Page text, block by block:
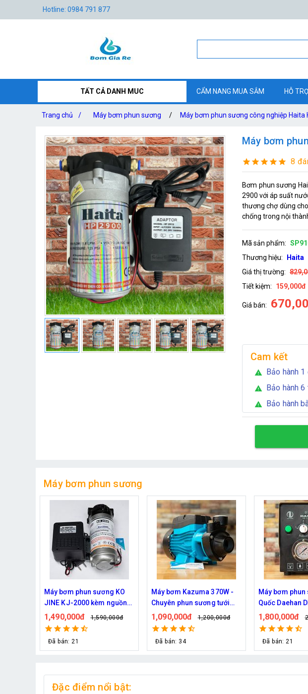
Hotline: 0984 791 877
TẤT CẢ DANH MUC CẨM NANG MUA SẮM HỖ
Trang chủ / Máy bơm phun sương / Máy bơm phun sương công nghiệp
Máy bơm
8
Bơm phun sương
2900 với áp suất
thương chợ dùng
chống trong nội
Mã sản phẩm:
Thương hiệu:
Haita
Giá thị trường:
Tiết kiệm:
159,000đ
Giá bán:
Cam kết
warning Bảo hành 1
warning Bảo hành 6
warning Bảo hành
Máy bơm phun sương
Máy bơm phun sương KO
JINE KJ-2000 kèm nguồn
36V hỗ trợ 70 béc
1,490,000đ 1,590,000đ
Đã bán: 21
Máy bơm Kazuma 370W -
Chuyên phun sương tưới
cây
1,090,000đ 1,200,000đ
Đã bán: 34
Máy bơm
Quốc Daehan
từ 30 đến 50
1,800,000đ
Đã bán: 21
Đặc điểm nổi bật: